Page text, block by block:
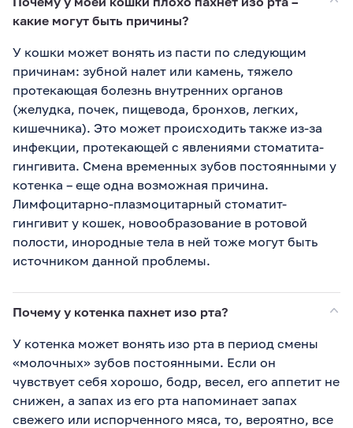
какие могут быть причины?
У кошки может вонять из пасти по следующим
причинам: зубной налет или камень, тяжело
протекающая болезнь внутренних органов
(желудка, почек, пищевода, бронхов, легких,
кишечника). Это может происходить также из-за
инфекции, протекающей с явлениями стоматита-
гингивита. Смена временных зубов постоянными у
котенка – еще одна возможная причина.
Лимфоцитарно-плазмоцитарный стоматит-
гингивит у кошек, новообразование в ротовой
полости, инородные тела в ней тоже могут быть
источником данной проблемы.
Почему у котенка пахнет изо рта?
У котенка может вонять изо рта в период смены
«молочных» зубов постоянными. Если он
чувствует себя хорошо, бодр, весел, его аппетит не
снижен, а запах из его рта напоминает запах
свежего или испорченного мяса, то, вероятно, все